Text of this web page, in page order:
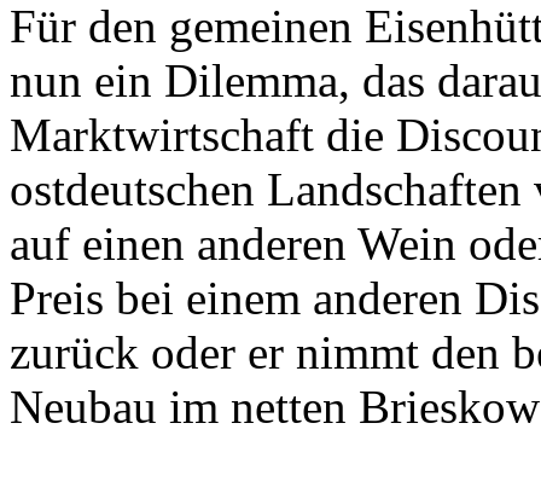
Für den gemeinen
nun ein Dilemma, das
Marktwirtschaft die
ostdeutschen
auf einen anderen Wein
Preis bei einem anderen
zurück oder er nimmt den
Neubau im netten